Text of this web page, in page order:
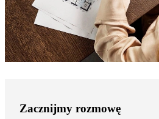
Zacznijmy rozmowę